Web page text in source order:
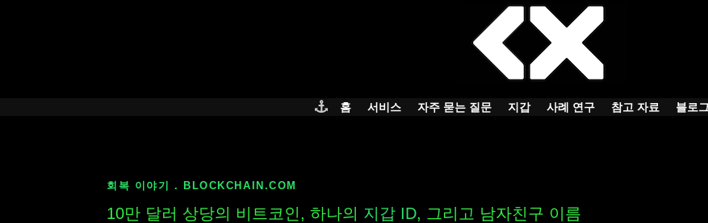
홈 서비스 자주 묻는 질문 지갑 사례 연구 참고 자료 블로
회복 이야기 . BLOCKCHAIN.COM
10만 달러 상당의 비트코인, 하나의 지갑 ID, 그리고 남자친구 이름